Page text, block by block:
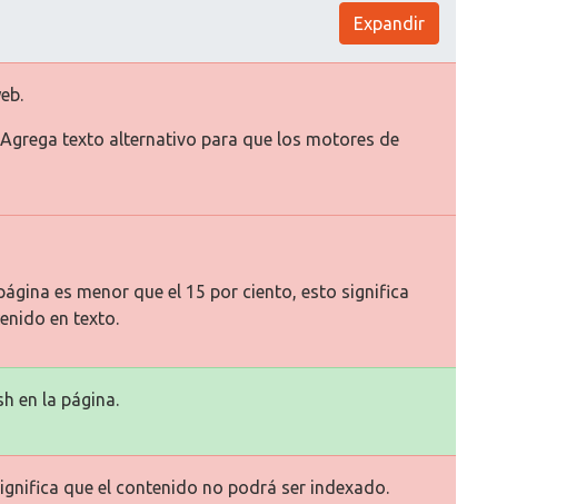
Expandir
texto alternativo para que los motores de
es menor que el 15 por ciento, esto significa
en texto.
en la página.
que el contenido no podrá ser indexado.